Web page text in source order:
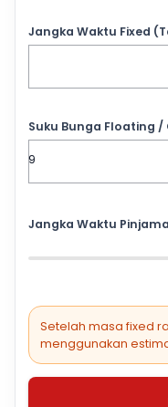
Jangka Waktu Fixed
Suku Bunga Floating
Jangka Waktu
Setelah masa fixed
menggunakan